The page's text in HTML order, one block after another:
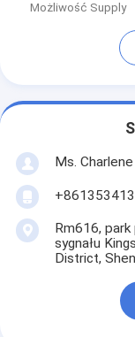
Możliwość Supply
Ms.
Rm616,
sygnału
District,